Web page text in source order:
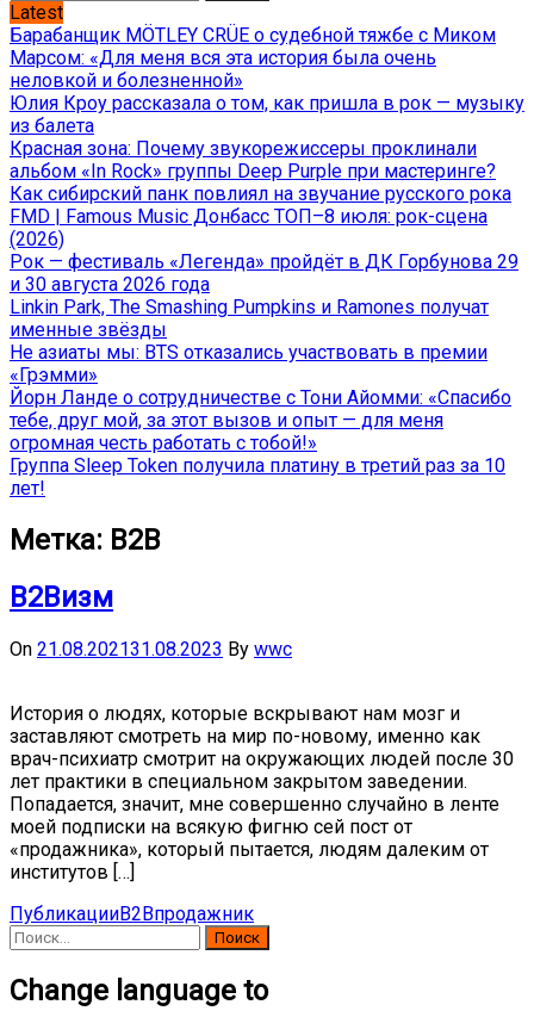
Latest
Барабанщик MÖTLEY CRÜE о судебной тяжбе с Миком
Марсом: «Для меня вся эта история была очень
неловкой и болезненной»
Юлия Кроу рассказала о том, как пришла в рок — музыку
из балета
Красная зона: Почему звукорежиссеры проклинали
альбом «In Rock» группы Deep Purple при мастеринге?
Как сибирский панк повлиял на звучание русского рока
FMD | Famous Music Донбасс ТОП–8 июля: рок-сцена
(2026)
Рок — фестиваль «Легенда» пройдёт в ДК Горбунова 29
и 30 августа 2026 года
Linkin Park, The Smashing Pumpkins и Ramones получат
именные звёзды
Не азиаты мы: BTS отказались участвовать в премии
«Грэмми»
Йорн Ланде о сотрудничестве с Тони Айомми: «Спасибо
тебе, друг мой, за этот вызов и опыт — для меня
огромная честь работать с тобой!»
Группа Sleep Token получила платину в третий раз за 10
лет!
Метка: B2B
B2Bизм
On 21.08.202131.08.2023 By wwc
История о людях, которые вскрывают нам мозг и
заставляют смотреть на мир по-новому, именно как
врач-психиатр смотрит на окружающих людей после 30
лет практики в специальном закрытом заведении.
Попадается, значит, мне совершенно случайно в ленте
моей подписки на всякую фигню сей пост от
«продажника», который пытается, людям далеким от
институтов […]
ПубликацииB2Bпродажник
Найти:
Change language to